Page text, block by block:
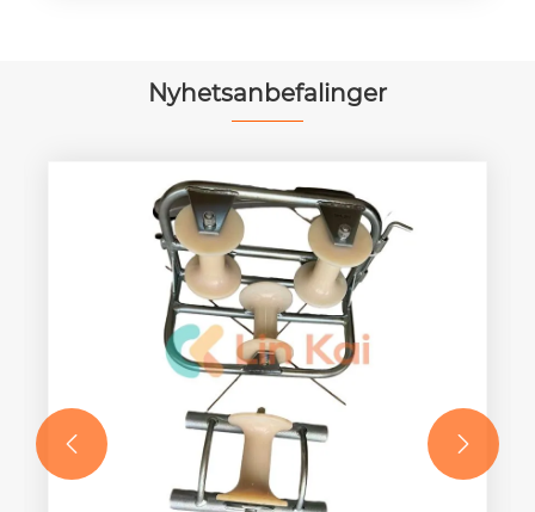
Nyhetsanbefalinger
 